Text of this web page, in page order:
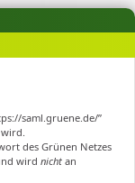
saml.gruene.de/”
des Grünen Netzes
wird nicht an